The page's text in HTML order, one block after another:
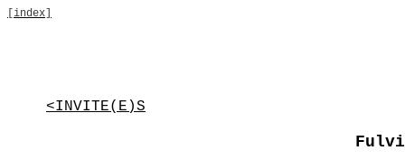
[index]
<INVITE(E)S